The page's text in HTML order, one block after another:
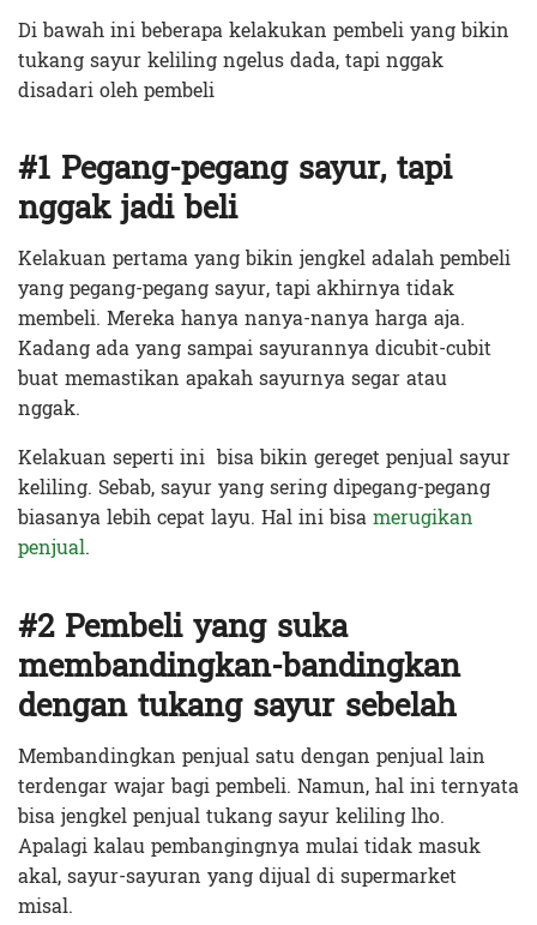
Di bawah ini beberapa kelakukan pembeli yang bikin
tukang sayur keliling ngelus dada, tapi nggak
disadari oleh pembeli
#1 Pegang-pegang sayur, tapi
nggak jadi beli
Kelakuan pertama yang bikin jengkel adalah pembeli
yang pegang-pegang sayur, tapi akhirnya tidak
membeli. Mereka hanya nanya-nanya harga aja.
Kadang ada yang sampai sayurannya dicubit-cubit
buat memastikan apakah sayurnya segar atau
nggak.
Kelakuan seperti ini bisa bikin gereget penjual sayur
keliling. Sebab, sayur yang sering dipegang-pegang
biasanya lebih cepat layu. Hal ini bisamerugikan
penjual.
#2 Pembeli yang suka
membandingkan-bandingkan
dengan tukang sayur sebelah
Membandingkan penjual satu dengan penjual lain
terdengar wajar bagi pembeli. Namun, hal ini ternyata
bisa jengkel penjual tukang sayur keliling lho.
Apalagi kalau pembangingnya mulai tidak masuk
akal, sayur-sayuran yang dijual di supermarket
misal.